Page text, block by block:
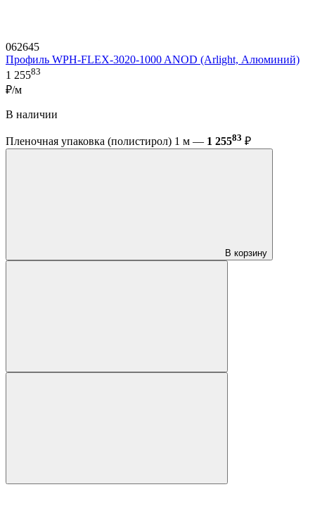
062645
Профиль WPH-FLEX-3020-1000 ANOD (Arlight, Алюминий)
1 25583
₽/м
В наличии
Пленочная упаковка (полистирол) 1 м — 1 25583 ₽
В корзину